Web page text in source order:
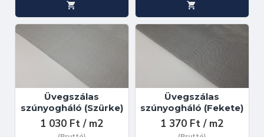
Üvegszálas
szúnyogháló (Szürke)
1 030 Ft / m2
Üvegszálas
szúnyogháló (Fekete)
1 370 Ft / m2